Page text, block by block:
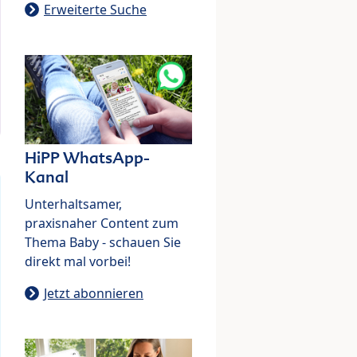
Erweiterte Suche
HiPP WhatsApp-
Kanal
Unterhaltsamer,
praxisnaher Content zum
Thema Baby - schauen Sie
direkt mal vorbei!
Jetzt abonnieren